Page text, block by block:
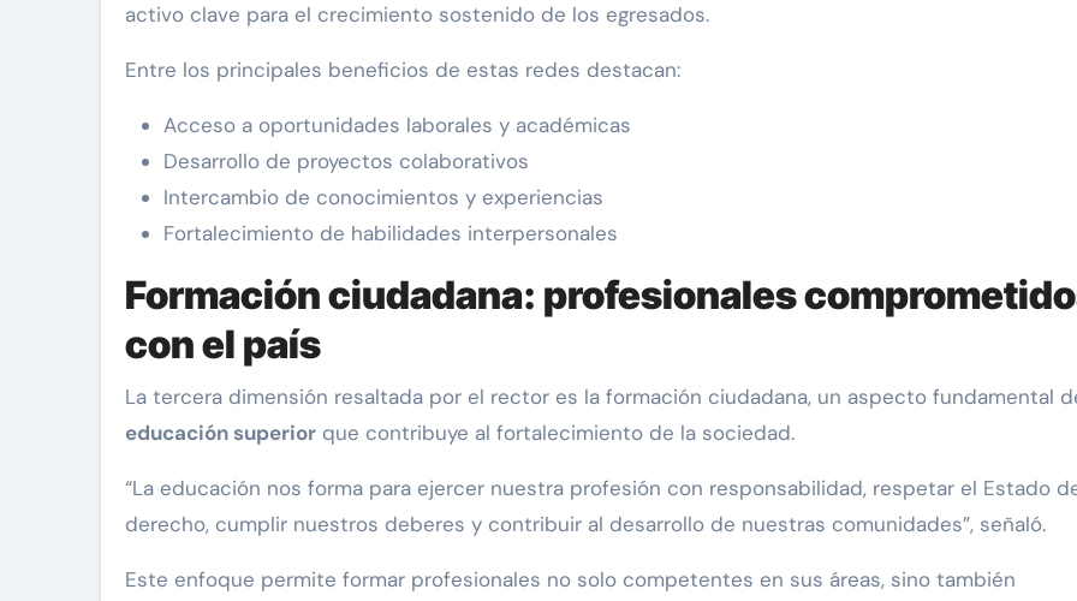
activo clave para el crecimiento sostenido de los egresados.
Entre los principales beneficios de estas redes destacan:
Acceso a oportunidades laborales y académicas
Desarrollo de proyectos colaborativos
Intercambio de conocimientos y experiencias
Fortalecimiento de habilidades interpersonales
Formación ciudadana: profesionales
con el país
La tercera dimensión resaltada por el rector es la formación ciudadana, un aspecto fundamental
educación superior que contribuye al fortalecimiento de la sociedad.
“La educación nos forma para ejercer nuestra profesión con responsabilidad, respetar el Estado
derecho, cumplir nuestros deberes y contribuir al desarrollo de nuestras comunidades”, señaló.
Este enfoque permite formar profesionales no solo competentes en sus áreas, sino también